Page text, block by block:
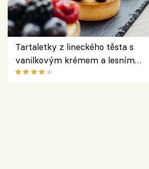
Tartaletky z lineckého těsta s
vanilkovým krémem a lesním
ovocem podle Bread Society